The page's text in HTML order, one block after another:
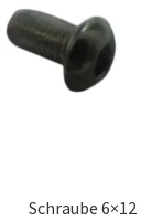
Schraube 6×12